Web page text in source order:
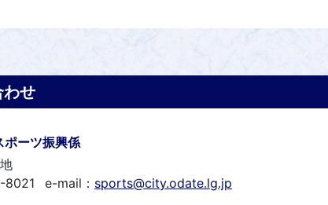
わせ
ポーツ振興係
8021 e-mail： sports@city.odate.lg.jp